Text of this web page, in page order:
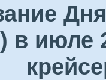
в июле